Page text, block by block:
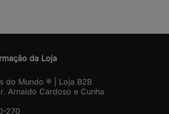
da Loja
do Mundo ® | Loja B2B
Arnaldo Cardoso e Cunha
270